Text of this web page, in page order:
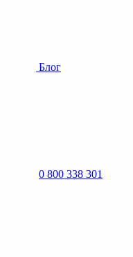
Блог
0 800 338 301